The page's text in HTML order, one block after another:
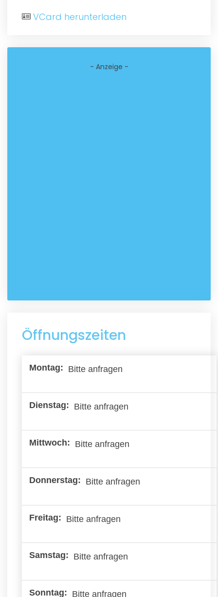
VCard herunterladen
- Anzeige -
Öffnungszeiten
Bitte anfragen
Bitte anfragen
Bitte anfragen
Bitte anfragen
Bitte anfragen
Bitte anfragen
Bitte anfragen